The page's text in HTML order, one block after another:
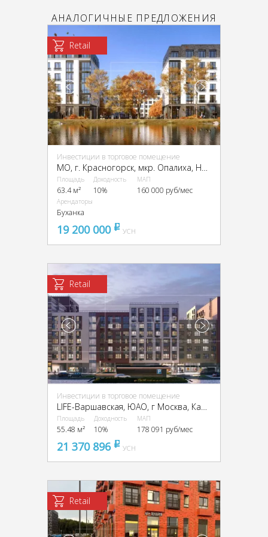
АНАЛОГИЧНЫЕ ПРЕДЛОЖЕНИЯ
Retail
Инвестиции в торговое помещение
МО, г. Красногорск, мкр. Опалиха, Новая Московская ул., 49/1
Площадь
63.4 м²
Доходность
10%
МАП
160 000 руб/мес
Арендаторы
Буханка
19 200 000 pуб
УСН
Retail
Инвестиции в торговое помещение
Площадь
55.48 м²
Доходность
10%
МАП
178 091 руб/мес
21 370 896 pуб
УСН
Retail